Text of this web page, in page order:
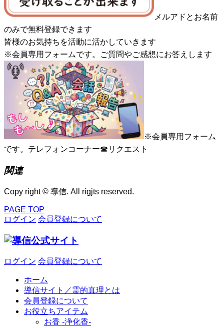
メルアドとお名前
のみで無料登録できます
皆様のお気持ちを活動に活かしていきます
※会員専用フォームです。ご質問やご感想にお答えします
※会員専用フォーム
です。テレフォンコーナー☎リクエスト
関連
Copy right © 導信. All rigjts reserved.
PAGE TOP
ログイン 会員登録について
ログイン 会員登録について
ホーム
導信サイト／霊的真理とは
会員登録について
お役立ちアイテム
お香 ‐浄化香‐